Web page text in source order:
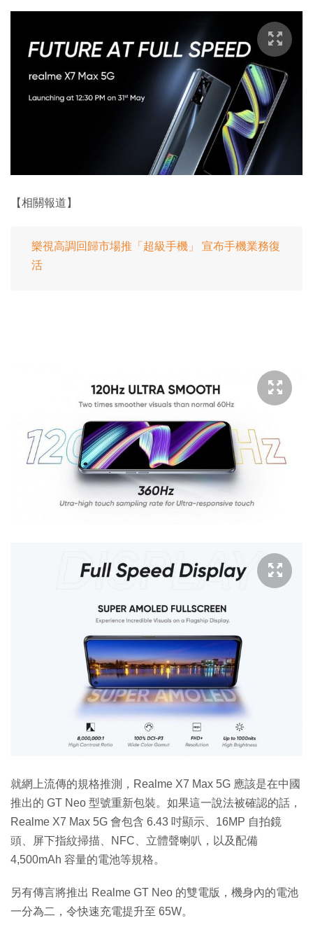
【相關報道】
樂視高調回歸市場推「超級手機」 宣布手機業務復
活
就網上流傳的規格推測，Realme X7 Max 5G 應該是在中國
推出的 GT Neo 型號重新包裝。如果這一說法被確認的話，
Realme X7 Max 5G 會包含 6.43 吋顯示、16MP 自拍鏡
頭、屏下指紋掃描、NFC、立體聲喇叭，以及配備
4,500mAh 容量的電池等規格。
另有傳言將推出 Realme GT Neo 的雙電版，機身內的電池
一分為二，令快速充電提升至 65W。